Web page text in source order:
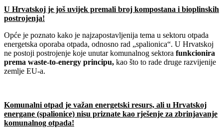
U Hrvatskoj je još uvijek premali broj kompostana i bioplinskih
postrojenja!
Opće je poznato kako je najzapostavljenija tema u sektoru otpada
energetska oporaba otpada, odnosno rad „spalionica“. U Hrvatskoj
ne postoji postrojenje koje unutar komunalnog sektora funkcionira
prema waste-to-energy principu, kao što to rade druge razvijenije
zemlje EU-a.
Komunalni otpad je važan energetski resurs, ali u Hrvatskoj
energane (spalionice) nisu priznate kao rješenje za zbrinjavanje
komunalnog otpada!